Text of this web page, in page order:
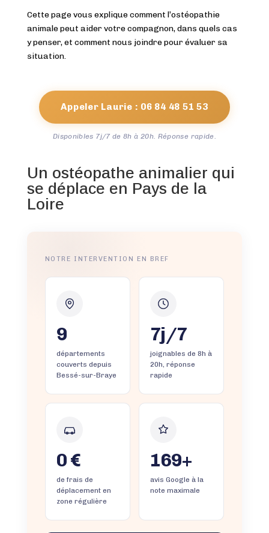
Cette page vous explique comment l’ostéopathie
animale peut aider votre compagnon, dans quels cas
y penser, et comment nous joindre pour évaluer sa
situation.
Appeler Laurie : 06 84 48 51 53
Disponibles 7j/7 de 8h à 20h. Réponse rapide.
Un ostéopathe animalier qui
se déplace en Pays de la
Loire
NOTRE INTERVENTION EN BREF
9
départements
couverts depuis
Bessé-sur-Braye
7j/7
joignables de 8h à
20h, réponse
rapide
0 €
de frais de
déplacement en
zone régulière
169+
avis Google à la
note maximale